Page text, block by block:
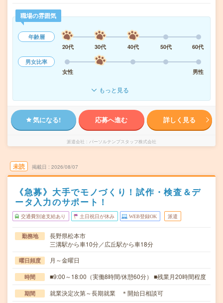
職場の雰囲気
年齢層
20代
30代 40代 50代
60代
男女比率
女性
男性
もっと見る
気になる! 応募へ進む 詳しく見る
派遣会社 パーソルテンプスタッフ株式会社
未読 掲載日 2026/08/07
《急募》大手でモノづくり！試作・検査＆デ
ータ入力のサポート！
交通費別途支給あり 土日祝日が休み WEB登録OK 派遣
勤務地
長野県松本市
三溝駅から車10分／広丘駅から車18分
曜日頻度 月～金曜日
時間 ■9:00～18:00（実働8時間/休憩60分） ■残業月20時間程度
期間 就業決定次第～長期就業 ＊開始日相談可